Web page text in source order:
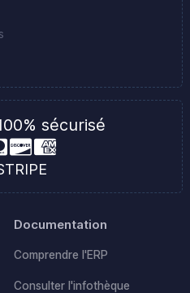
sécurisé
Documentation
Comprendre l'ERP
Consulter l'infothèque